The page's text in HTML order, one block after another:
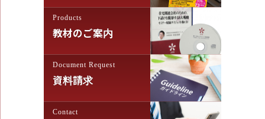
Products
教材のご案内
Document Request
資料請求
Contact